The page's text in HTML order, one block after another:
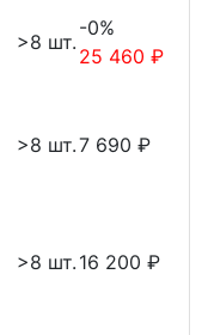
>8 шт.
-0%
25 460 ₽
>8 шт.7 690 ₽
>8 шт. 16 200 ₽